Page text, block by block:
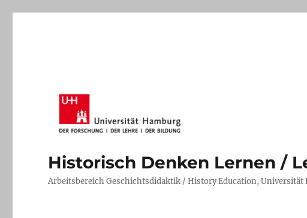
Historisch Denken Lernen /
Arbeitsbereich Geschichtsdidaktik / History Education, Universität